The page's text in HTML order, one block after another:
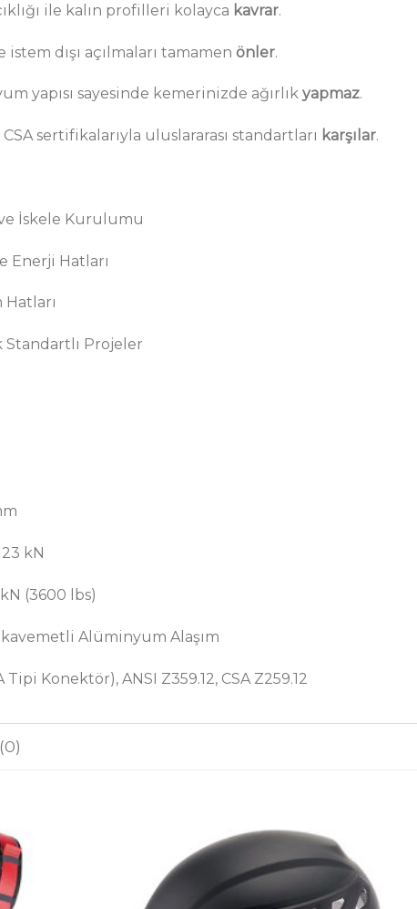
ile kalın profilleri kolayca kavrar.
istem dışı açılmaları tamamen önler.
yapısı sayesinde kemerinizde ağırlık yapmaz.
sertifikalarıyla uluslararası standartları karşılar.
İskele Kurulumu
Enerji Hatları
Hatları
Standartlı Projeler
kN
(3600 lbs)
Alüminyum Alaşım
Tipi Konektör), ANSI Z359.12, CSA Z259.12